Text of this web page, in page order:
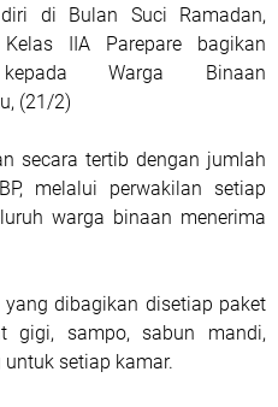
di Bulan Suci Ramadan,
IIA Parepare bagikan
Warga Binaan
(21/2)
secara tertib dengan jumlah
melalui perwakilan setiap
warga binaan menerima
dibagikan disetiap paket
gigi, sampo, sabun mandi,
setiap kamar.